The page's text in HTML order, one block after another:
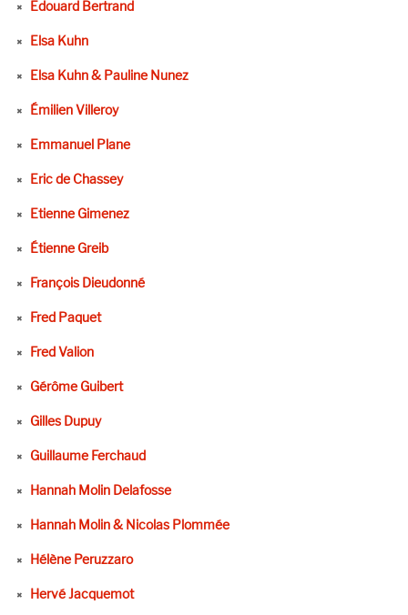
Edouard Bertrand
Elsa Kuhn
Elsa Kuhn & Pauline Nunez
Émilien Villeroy
Emmanuel Plane
Eric de Chassey
Etienne Gimenez
Étienne Greib
François Dieudonné
Fred Paquet
Fred Valion
Gérôme Guibert
Gilles Dupuy
Guillaume Ferchaud
Hannah Molin Delafosse
Hannah Molin & Nicolas Plommée
Hélène Peruzzaro
Hervé Jacquemot